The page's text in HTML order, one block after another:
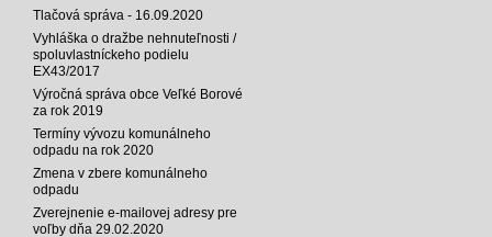
Tlačová správa - 16.09.2020
Vyhláška o dražbe nehnuteľnosti /
spoluvlastníckeho podielu
EX43/2017
Výročná správa obce Veľké Borové
za rok 2019
Termíny vývozu komunálneho
odpadu na rok 2020
Zmena v zbere komunálneho
odpadu
Zverejnenie e-mailovej adresy pre
voľby dňa 29.02.2020